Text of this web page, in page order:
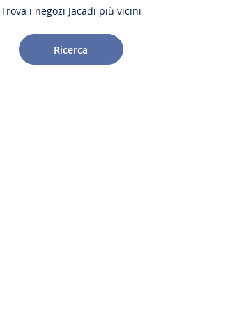
Trova i negozi Jacadi più vicini
Ricerca